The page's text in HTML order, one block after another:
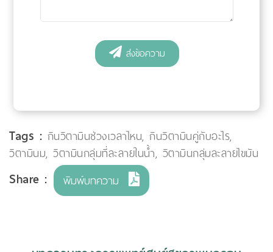
Tags : กินวิตามินช่วงเวลาไหน, กินวิตามินคู่กับอะไร,
วิตามินม, วิตามินกลุ่มที่ละลายในน้ำ, วิตามินกลุ่มละลายไขมัน
Share : พิมพ์บทความ